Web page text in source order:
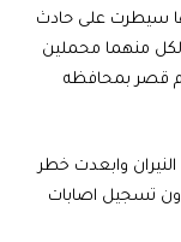
سيطرت على حادث
بسعة (36) الف لتر لكل منهما محملين
ام قصر بمحافظه
وابعدت خطر
تسجيل اصابات